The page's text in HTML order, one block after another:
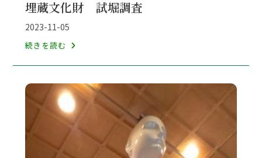
カ
テ
リ
ー:
埋蔵文化財 試堀調査
投
稿
公
開
2023-11-05
続きを読む
化
財
試